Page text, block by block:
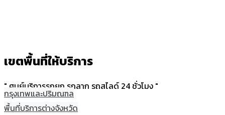
เขตพื้นที่ให้บริการ
" ศูนย์บริการรถยก รถลาก รถสไลด์ 24 ชั่วโมง "
กรุงเทพและปริมณฑล
พื้นที่บริการต่างจังหวัด